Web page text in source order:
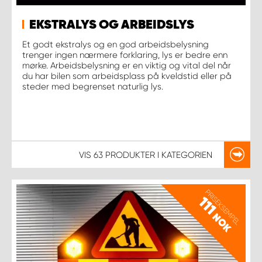
EKSTRALYS OG ARBEIDSLYS
Et godt ekstralys og en god arbeidsbelysning
trenger ingen nærmere forklaring, lys er bedre enn
mørke. Arbeidsbelysning er en viktig og vital del når
du har bilen som arbeidsplass på kveldstid eller på
steder med begrenset naturlig lys.
VIS 63 PRODUKTER I KATEGORIEN
PRISEKSEMPEL
111
NOK